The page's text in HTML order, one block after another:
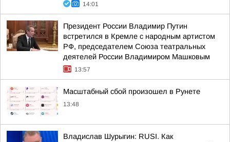
14:01
Президент России Владимир Путин
встретился в Кремле с народным артистом
РФ, председателем Союза театральных
деятелей России Владимиром Машковым
13:57
Масштабный сбой произошел в Рунете
13:48
Владислав Шурыгин: RUSI. Как